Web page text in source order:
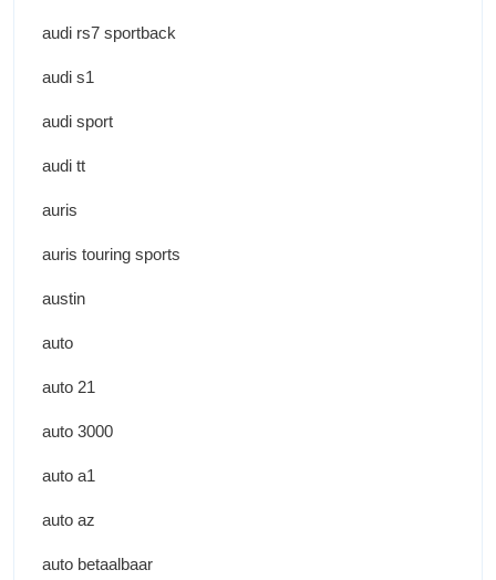
audi rs7 sportback
audi s1
audi sport
audi tt
auris
auris touring sports
austin
auto
auto 21
auto 3000
auto a1
auto az
auto betaalbaar